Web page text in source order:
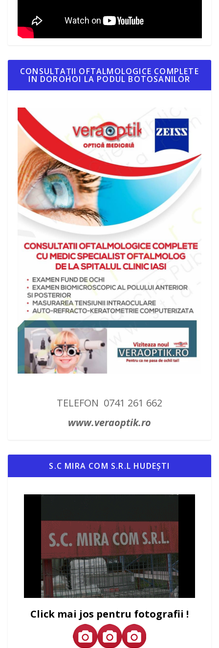
CONSULTAȚII OFTALMOLOGICE COMPLETE
IN DOROHOI LA PODUL BOTOSANILOR
TELEFON 0741 261 662
www.veraoptik.ro
S.C MIRA COM S.R.L HUDEȘTI
Click mai jos pentru fotografii !